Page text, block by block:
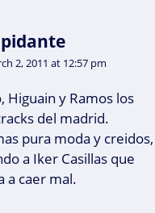
2, 2011 at 12:57 pm
Higuain y Ramos los
del madrid.
pura moda y creidos,
a Iker Casillas que
a caer mal.